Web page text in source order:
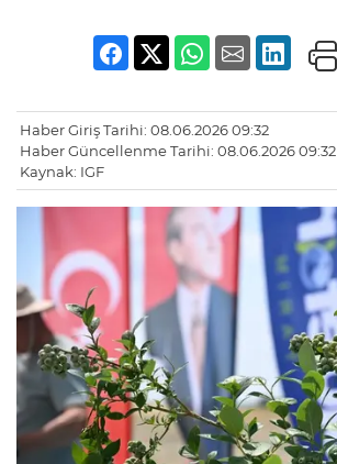
Haber Giriş Tarihi: 08.06.2026 09:32
Haber Güncellenme Tarihi: 08.06.2026 09:32
Kaynak: IGF